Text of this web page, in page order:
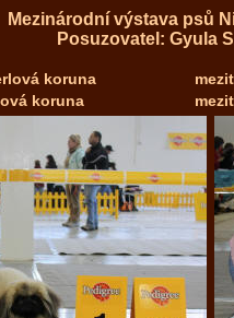
Mezinárodní výstava psů
Posuzovatel: Gyula
koruna
koruna